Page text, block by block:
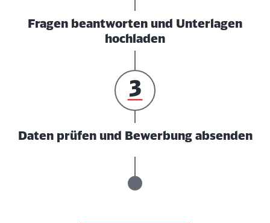
Fragen beantworten und Unterlagen
hochladen
Daten prüfen und Bewerbung absenden